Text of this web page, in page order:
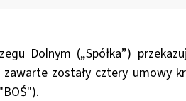
Dolnym („Spółka”)
zostały cztery umowy